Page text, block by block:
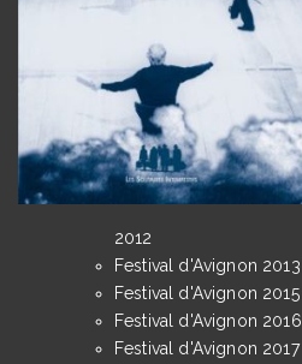
2012
Festival d'Avignon 2013
Festival d'Avignon 2015
Festival d'Avignon 2016
Festival d'Avignon 2017